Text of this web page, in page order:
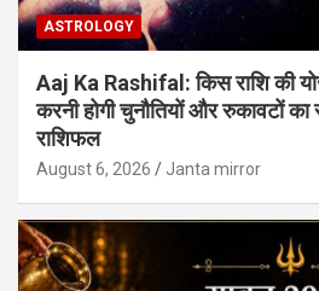
ASTROLOGY
Aaj Ka Rashifal: किस राशि की
करनी होगी चुनौतियों और रुकावटों
राशिफल
August 6, 2026 Janta mirror